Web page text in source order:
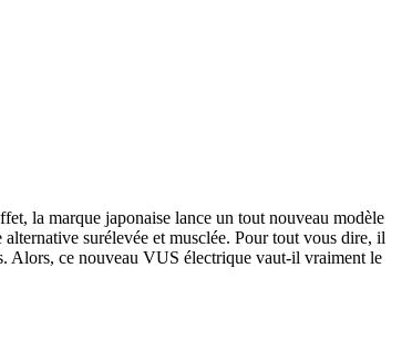
la marque japonaise lance un tout nouveau modèle
surélevée et musclée. Pour tout vous dire, il
Alors, ce nouveau VUS électrique vaut-il vraiment le